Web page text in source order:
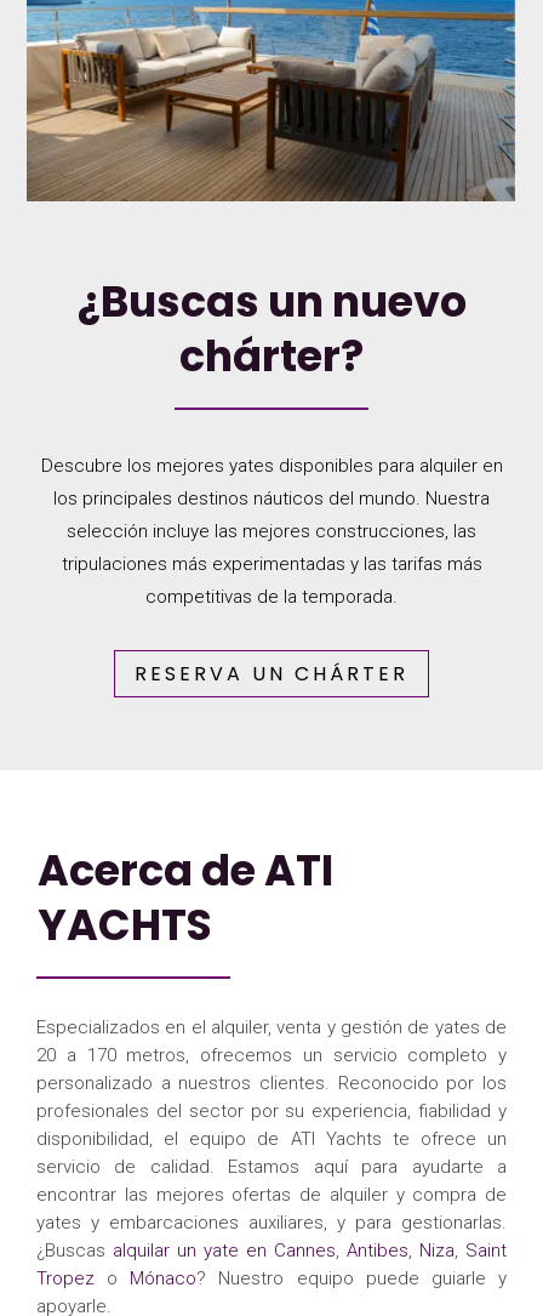
¿Buscas un nuevo
chárter?
Descubre los mejores yates disponibles para alquiler en
los principales destinos náuticos del mundo. Nuestra
selección incluye las mejores construcciones, las
tripulaciones más experimentadas y las tarifas más
competitivas de la temporada.
RESERVA UN CHÁRTER
Acerca de ATI
YACHTS
Especializados en el alquiler, venta y gestión de yates de
20 a 170 metros, ofrecemos un servicio completo y
personalizado a nuestros clientes. Reconocido por los
profesionales del sector por su experiencia, fiabilidad y
disponibilidad, el equipo de ATI Yachts te ofrece un
servicio de calidad. Estamos aquí para ayudarte a
encontrar las mejores ofertas de alquiler y compra de
yates y embarcaciones auxiliares, y para gestionarlas.
¿Buscas alquilar un yate en Cannes, Antibes, Niza, Saint
Tropez o Mónaco? Nuestro equipo puede guiarle y
apoyarle.